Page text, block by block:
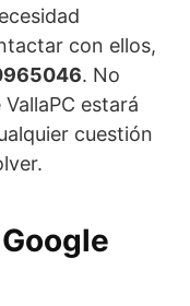
con ellos,
. No
estará
cuestión